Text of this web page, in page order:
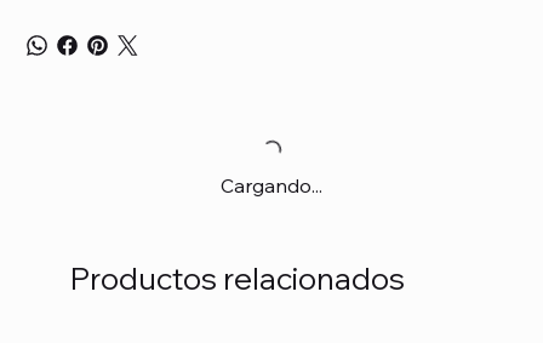
Cargando...
Productos relacionados